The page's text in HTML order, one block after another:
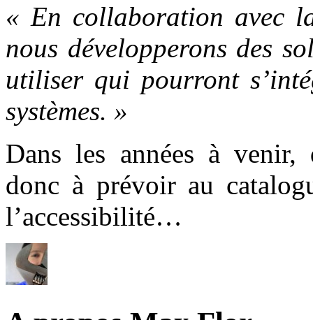
« En collaboration avec
nous développerons des
utiliser qui pourront
systèmes. »
Dans les années à venir,
donc à prévoir au
l’accessibilité…